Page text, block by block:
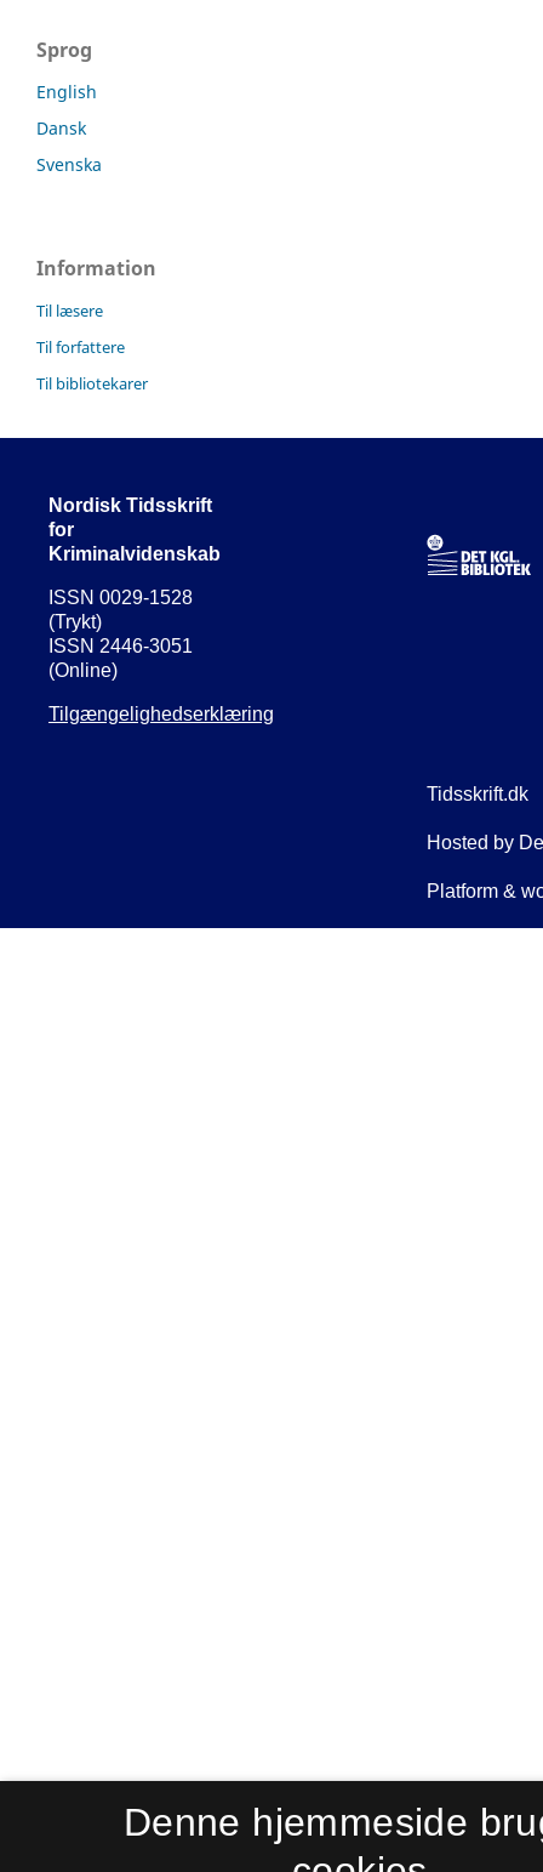
Sprog
English
Dansk
Svenska
Information
Til læsere
Til forfattere
Til bibliotekarer
Nordisk Tidsskrift
for
Kriminalvidenskab
ISSN 0029-1528
(Trykt)
ISSN 2446-3051
(Online)
Tilgængelighedserklæring
Denne hjemmeside